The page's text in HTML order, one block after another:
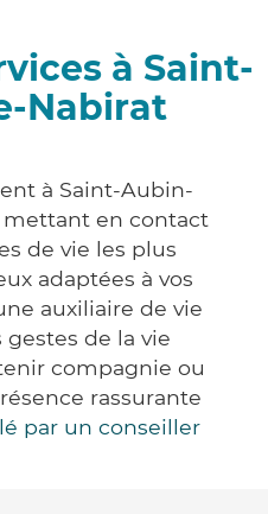
à Saint-
Nabirat
à Saint-Aubin-
en contact
de vie les plus
adaptées à vos
auxiliaire de vie
de la vie
compagnie ou
rassurante
par un conseiller